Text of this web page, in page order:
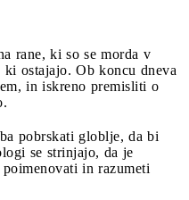
rane, ki so se morda v
ostajajo. Ob koncu dneva
in iskreno premisliti o
pobrskati globlje, da bi
se strinjajo, da je
in razumeti